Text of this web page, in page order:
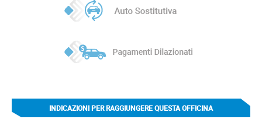
INDICAZIONI PER RAGGIUNGERE QUESTA OFFICINA